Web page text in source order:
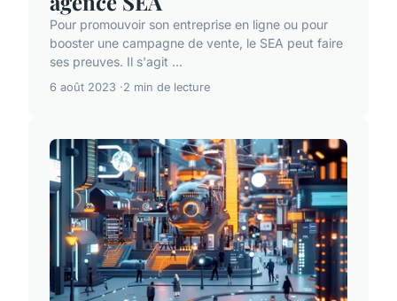
Pour promouvoir son entreprise en ligne ou pour
booster une campagne de vente, le SEA peut faire
ses preuves. Il s'agit ...
6 août 2023 2 min de lecture